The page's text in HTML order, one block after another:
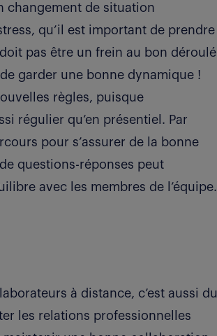
changement de situation
qu’il est important de prendre
pas être un frein au bon déroulé
garder une bonne dynamique !
règles, puisque
régulier qu’en présentiel. Par
pour s’assurer de la bonne
questions-réponses peut
avec les membres de l’équipe.
à distance, c’est aussi du
les relations professionnelles